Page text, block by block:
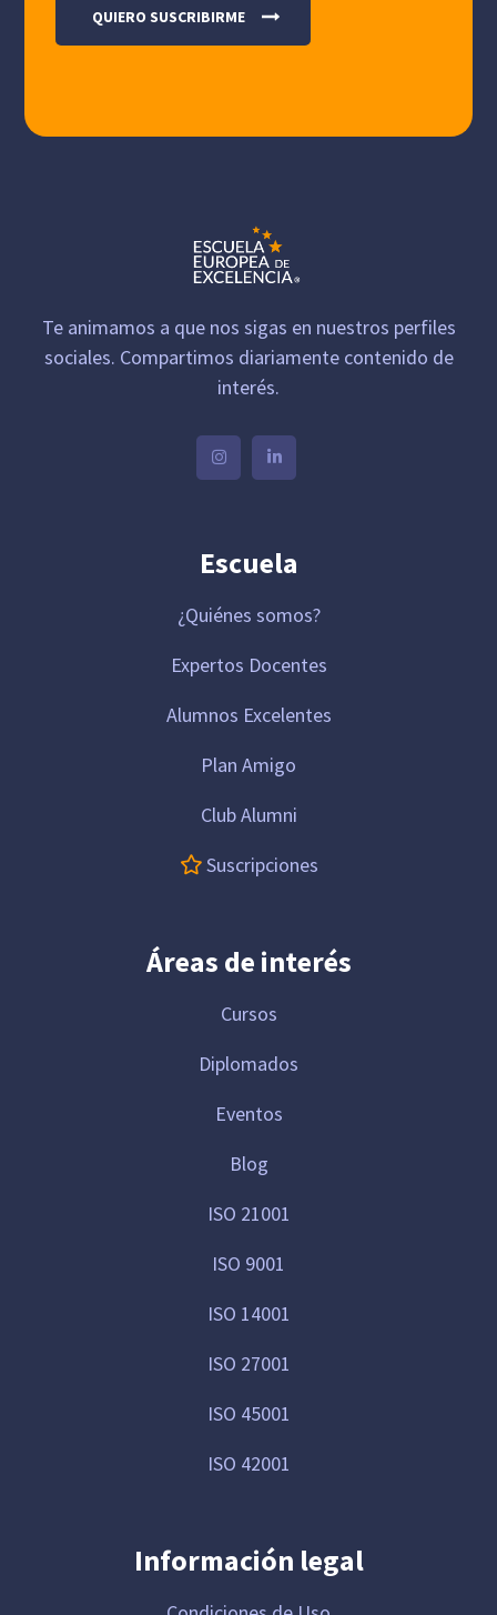
Te animamos a que nos sigas en nuestros perfiles
sociales. Compartimos diariamente contenido de
interés.
Escuela
¿Quiénes somos?
Expertos Docentes
Alumnos Excelentes
Plan Amigo
Club Alumni
Suscripciones
Áreas de interés
Cursos
Diplomados
Eventos
Blog
ISO 21001
ISO 9001
ISO 14001
ISO 27001
ISO 45001
ISO 42001
Información legal